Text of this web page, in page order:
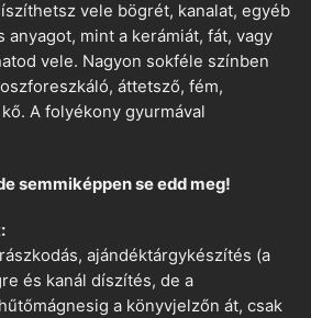
vele bögrét, kanalat, egyéb
anyagot, mint a kerámiát, fát, vagy
vele. Nagyon sokféle színben
áttetsző, fém,
A folyékony gyurmával
semmiképpen se edd meg!
ajándéktárgykészítés (a
és kanál díszítés, de a
a könyvjelzőn át, csak